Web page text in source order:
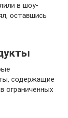
в шоу-
оставшись
содержащие
ограниченных